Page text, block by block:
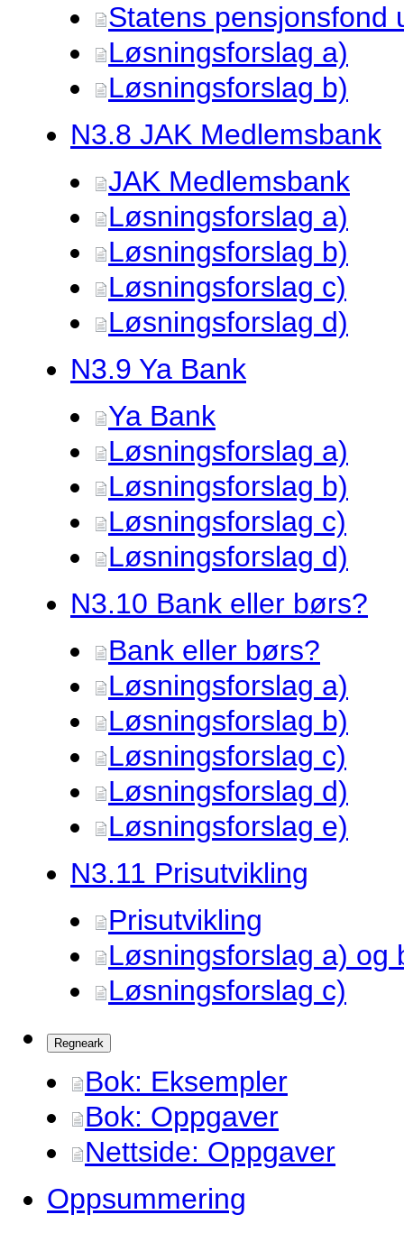
Statens pensjonsfond
Løsningsforslag a)
Løsningsforslag b)
N3.8 JAK Medlemsbank
JAK Medlemsbank
Løsningsforslag a)
Løsningsforslag b)
Løsningsforslag c)
Løsningsforslag d)
N3.9 Ya Bank
Ya Bank
Løsningsforslag a)
Løsningsforslag b)
Løsningsforslag c)
Løsningsforslag d)
N3.10 Bank eller børs?
Bank eller børs?
Løsningsforslag a)
Løsningsforslag b)
Løsningsforslag c)
Løsningsforslag d)
Løsningsforslag e)
N3.11 Prisutvikling
Prisutvikling
Løsningsforslag a) og
Løsningsforslag c)
Regneark
Bok: Eksempler
Bok: Oppgaver
Nettside: Oppgaver
Oppsummering